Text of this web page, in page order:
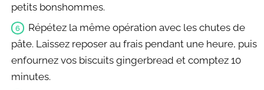
petits bonshommes.
Répétez la même opération avec les chutes de
pâte. Laissez reposer au frais pendant une heure, puis
enfournez vos biscuits gingerbread et comptez 10
minutes.